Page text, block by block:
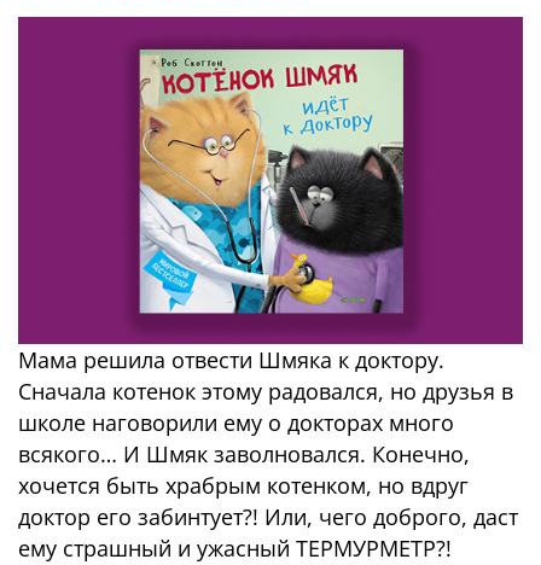
Мама решила отвести Шмяка к доктору.
Сначала котенок этому радовался, но друзья в
школе наговорили ему о докторах много
всякого… И Шмяк заволновался. Конечно,
хочется быть храбрым котенком, но вдруг
доктор его забинтует?! Или, чего доброго, даст
ему страшный и ужасный ТЕРМУРМЕТР?!